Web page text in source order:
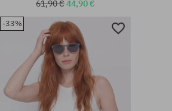
univerzálna veľkosť
61,90 €44,90 €
-33%